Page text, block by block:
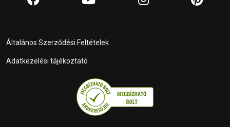
Általános Szerződési Feltételek
Adatkezelési tájékoztató